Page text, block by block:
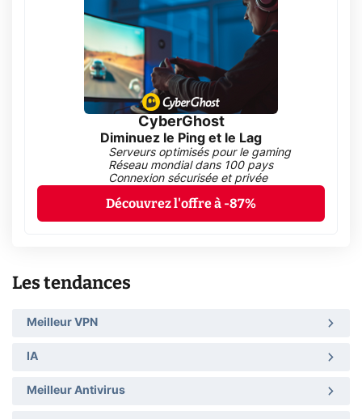
CyberGhost
Diminuez le Ping et le Lag
Serveurs optimisés pour le gaming
Réseau mondial dans 100 pays
Connexion sécurisée et privée
Découvrez l'offre à -87%
Les tendances
Meilleur VPN
IA
Meilleur Antivirus